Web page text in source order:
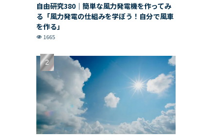
自由研究380｜簡単な風力発電機を作ってみ
る「風力発電の仕組みを学ぼう！自分で風車
を作る」
1665